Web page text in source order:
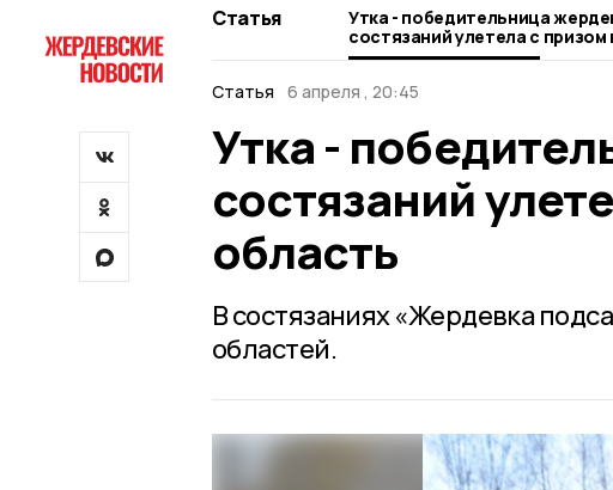
Статья
Утка - победительница
состязаний улетела с призом
область
Статья 6 апреля , 20:45
Утка -
состязаний
область
В состязаниях «Жердевка
областей.